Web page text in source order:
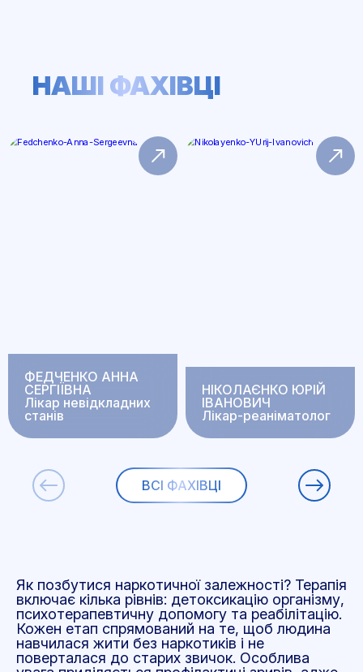
НАШІ ФАХІВЦІ
ФЕДЧЕНКО АННА
СЕРГІЇВНА
Лікар невідкладних
станів
НІКОЛАЄНКО ЮРІЙ
ІВАНОВИЧ
Лікар-реаніматолог
ВСІ ФАХІВЦІ
Як позбутися наркотичної залежності? Терапія
включає кілька рівнів: детоксикацію організму,
психотерапевтичну допомогу та реабілітацію.
Кожен етап спрямований на те, щоб людина
навчилася жити без наркотиків і не
поверталася до старих звичок. Особлива